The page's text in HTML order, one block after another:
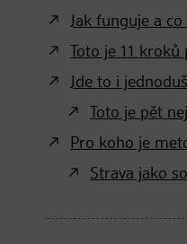
Jak funguje a co
Toto je 11
Jde to i
Toto je pět
Pro koho je
Strava jako